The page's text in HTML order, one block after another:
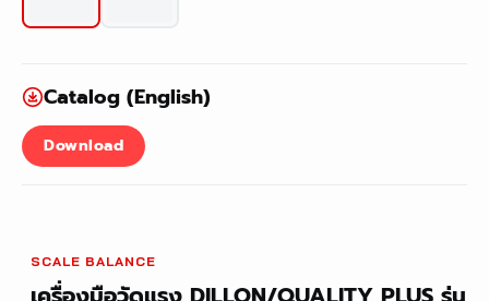
Catalog (English)
Download
SCALE BALANCE